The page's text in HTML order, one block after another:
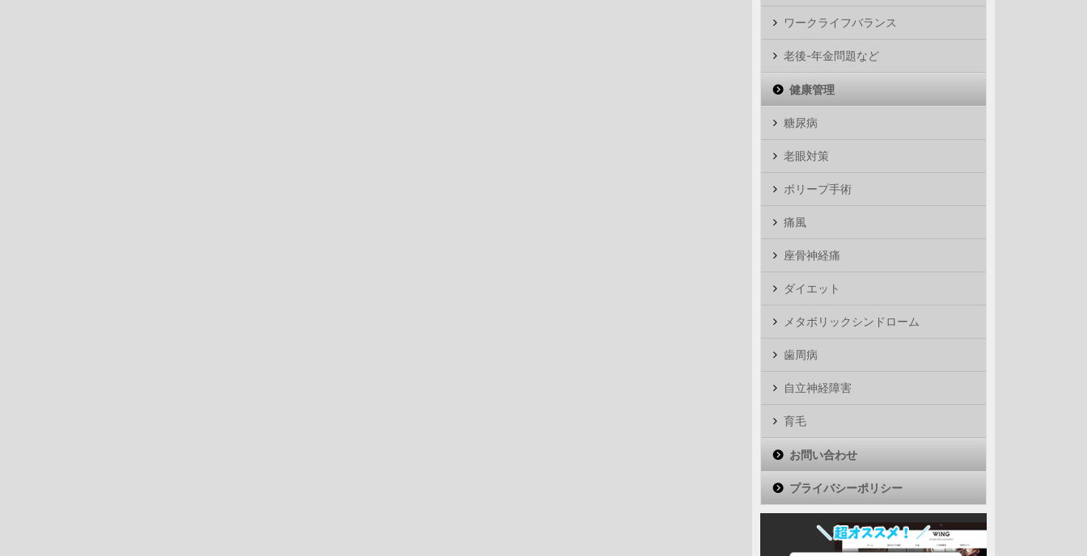
ワークライフバランス
老後-年金問題など
健康管理
糖尿病
老眼対策
ポリープ手術
痛風
座骨神経痛
ダイエット
メタボリックシンドローム
歯周病
自立神経障害
育毛
お問い合わせ
プライバシーポリシー